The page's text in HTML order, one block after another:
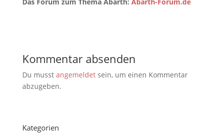
Kommentar absenden
Du musst angemeldetsein, um einen Kommentar
abzugeben.
Kategorien